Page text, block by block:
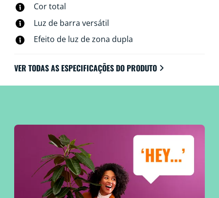
Cor total
Luz de barra versátil
Efeito de luz de zona dupla
VER TODAS AS ESPECIFICAÇÕES DO PRODUTO